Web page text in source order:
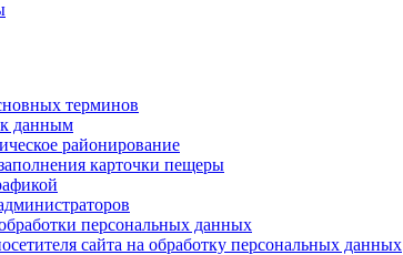
терминов
данным
районирование
карточки пещеры
персональных данных
сайта на обработку персональных данных